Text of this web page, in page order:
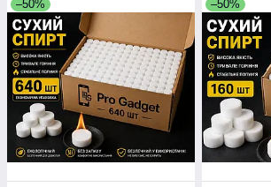
–50% –50%